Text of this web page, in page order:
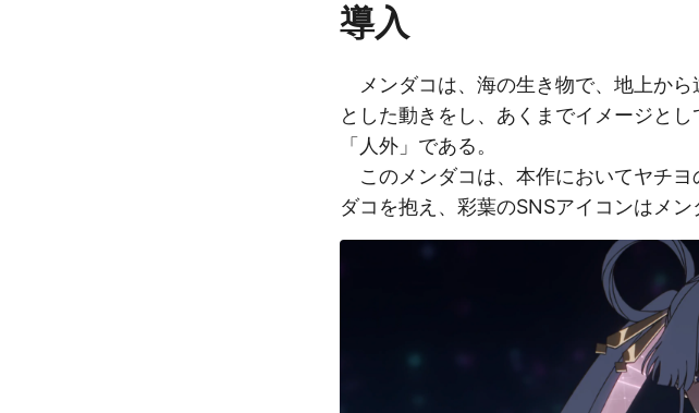
導入
メンダコは、海の生き物で、地上から
とした動きをし、あくまでイメージと
「人外」である。
このメンダコは、本作においてヤチ
ダコを抱え、彩葉のSNSアイコンはメン